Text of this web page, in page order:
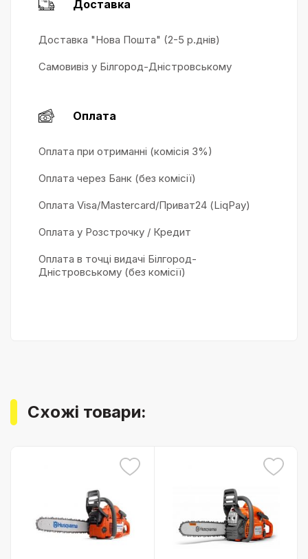
Доставка
Доставка "Нова Пошта" (2-5 р.днів)
Самовивіз у Білгород-Дністровському
Оплата
Оплата при отриманні (комісія 3%)
Оплата через Банк (без комісії)
Оплата Visa/Mastercard/Приват24 (LiqPay)
Оплата у Розстрочку / Кредит
Оплата в точці видачі Білгород-
Дністровському (без комісії)
Схожі товари: